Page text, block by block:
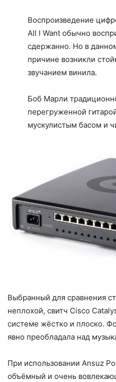
Воспроизведение
All I Want обычно
сдержанно. Но в
причине возникли
звучанием винила.
Боб Марли
перегруженной
мускулистым басом и
Выбранный для сравнения
неплохой, свитч Cisco
системе жёстко и плоско.
явно преобладала над
При использовании Ansuz
объёмный и очень